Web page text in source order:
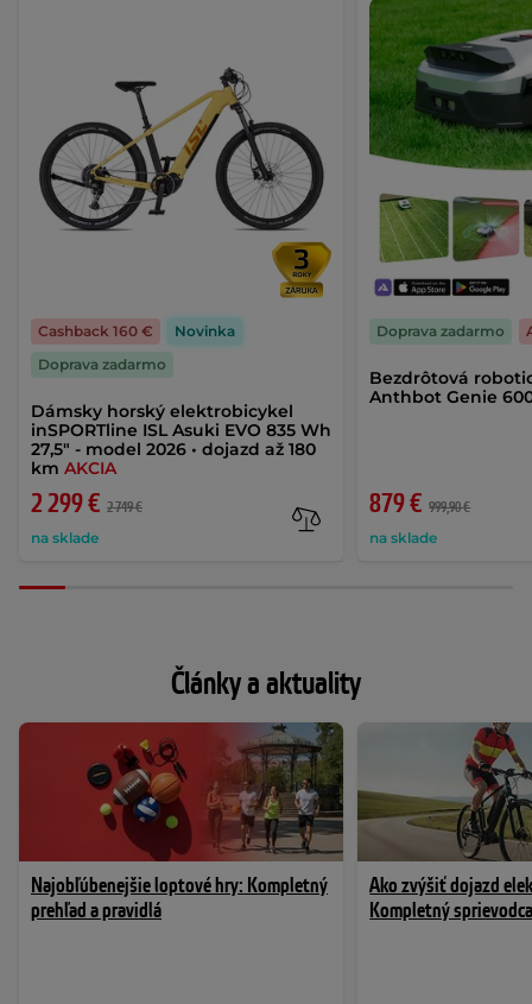
Dámsky horský elektrobicykel
inSPORTline ISL Asuki EVO 835 Wh
27,5" - model 2026 • dojazd až 180
km AKCIA
2 299 € 2 749 €
na sklade
Cashback 160 €
Novinka
Doprava zadarmo
Bezdrôtová
Anthbot Genie
879 € 999,90 €
na sklade
Doprava zadarmo
Články a aktuality
Najobľúbenejšie loptové hry: Kompletný
prehľad a pravidlá
Ako zvýšiť dojazd
Kompletný